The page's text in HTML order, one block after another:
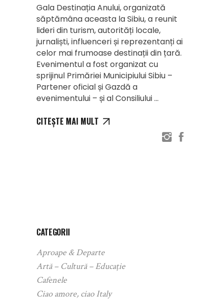
Gala Destinația Anului, organizată
săptămâna aceasta la Sibiu, a reunit
lideri din turism, autorități locale,
jurnaliști, influenceri și reprezentanți ai
celor mai frumoase destinații din țară.
Evenimentul a fost organizat cu
sprijinul Primăriei Municipiului Sibiu –
Partener oficial și Gazdă a
evenimentului – și al Consiliului
CITEȘTE MAI MULT
CATEGORII
Aproape & Departe
Artă – Cultură – Educație
Cafenele
Ciao amore, ciao Italy